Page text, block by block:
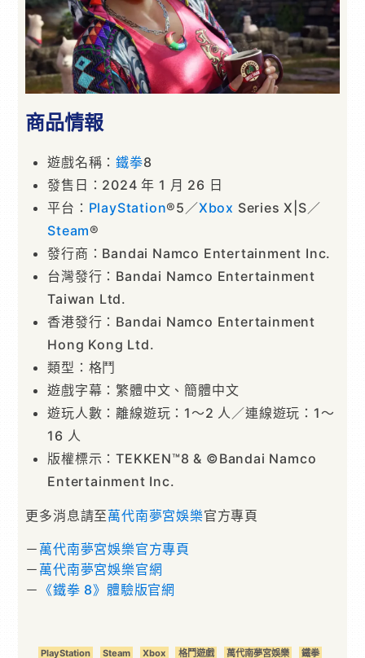
商品情報
遊戲名稱：鐵拳8
發售日：2024 年 1 月 26 日
平台： PlayStation®5／Xbox Series X|S／
Steam®
發行商：Bandai Namco Entertainment Inc.
台灣發行：Bandai Namco Entertainment
Taiwan Ltd.
香港發行：Bandai Namco Entertainment
Hong Kong Ltd.
類型：格鬥
遊戲字幕：繁體中文、簡體中文
遊玩人數：離線遊玩：1～2 人／連線遊玩：1～
16 人
版權標示：TEKKEN™8 & ©Bandai Namco
Entertainment Inc.
更多消息請至萬代南夢宮娛樂官方專頁
－ 萬代南夢宮娛樂官方專頁
－ 萬代南夢宮娛樂官網
－ 《鐵拳 8》體驗版官網
PlayStation Steam Xbox 格鬥遊戲 萬代南夢宮娛樂 鐵拳